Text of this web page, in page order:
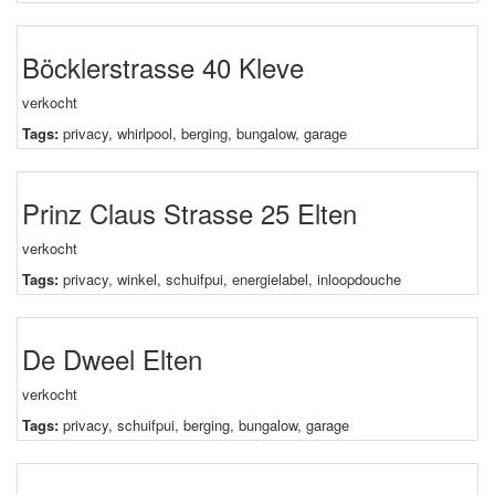
Böcklerstrasse 40 Kleve
verkocht
Tags: privacy, whirlpool, berging, bungalow, garage
Prinz Claus Strasse 25 Elten
verkocht
Tags: privacy, winkel, schuifpui, energielabel, inloopdouche
De Dweel Elten
verkocht
Tags: privacy, schuifpui, berging, bungalow, garage